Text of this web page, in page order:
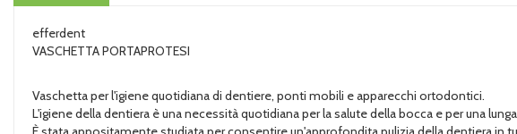
efferdent
VASCHETTA PORTAPROTESI
Vaschetta per l'igiene quotidiana di dentiere, ponti mobili e apparecchi ortodontici.
L'igiene della dentiera è una necessità quotidiana per la salute della bocca e per una